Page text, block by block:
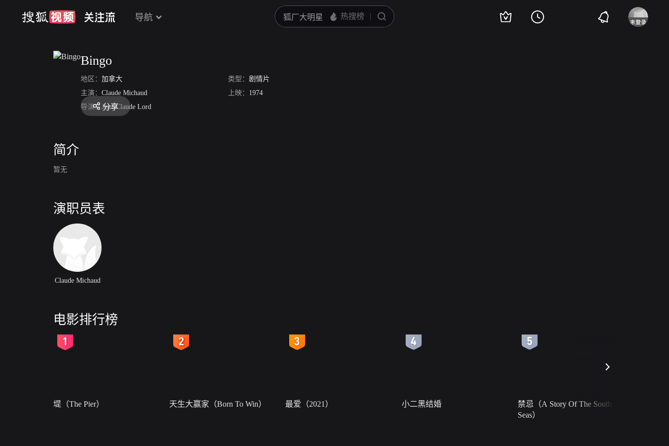
导航
Bingo
地区： 加拿大 类型： 剧情片
主演： Claude Michaud 上映： 1974
导演： Jean-Claude Lord
分享
简介
暂无
演职员表
Claude Michaud
电影排行榜
堤（The Pier） 天生大赢家（Born To Win） 最爱（2021） 小二黑结婚
禁忌（A Story Of The South
Seas）